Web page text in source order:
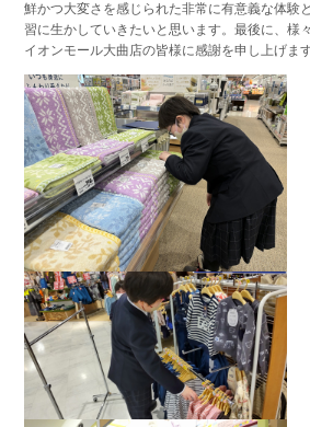
鮮かつ大変さを感じられた非常に有意義な体験
習に生かしていきたいと思います。最後に、様
イオンモール大曲店の皆様に感謝を申し上げます